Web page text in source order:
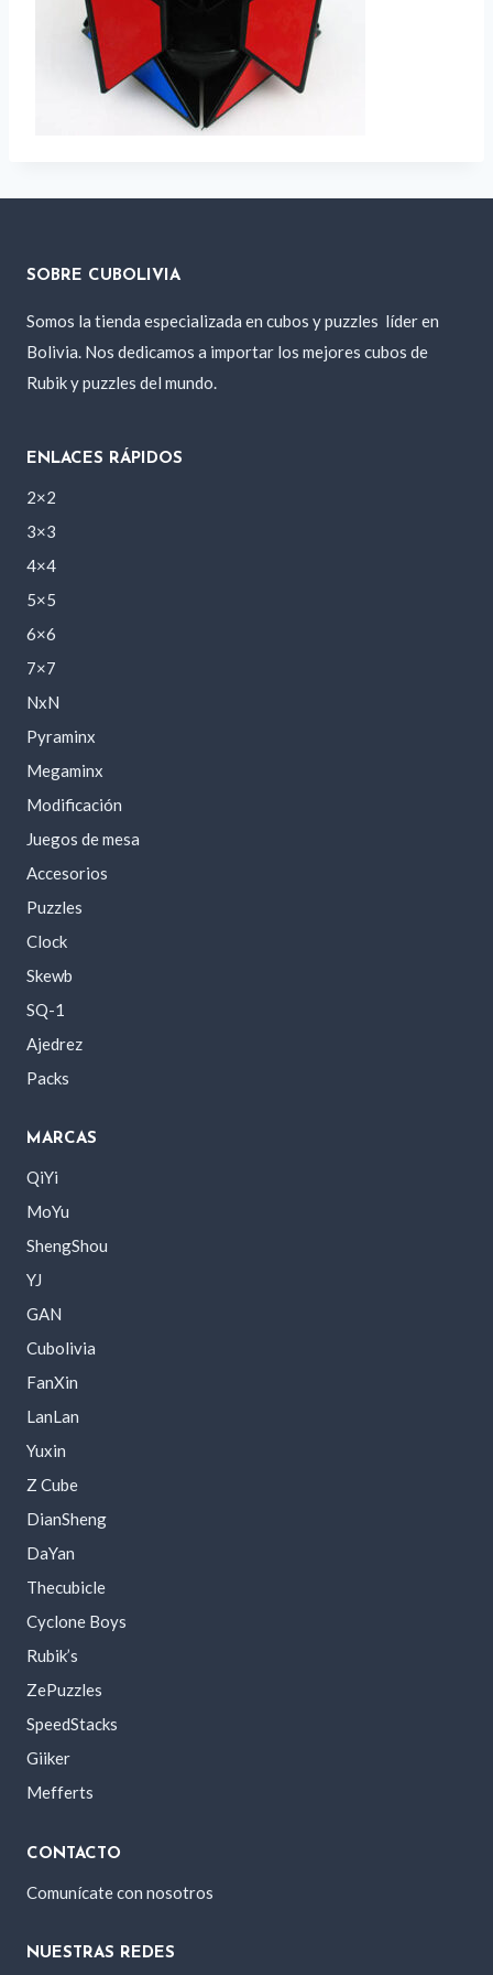
SOBRE CUBOLIVIA
Somos la tienda especializada en cubos y puzzles líder en
Bolivia. Nos dedicamos a importar los mejores cubos de
Rubik y puzzles del mundo.
ENLACES RÁPIDOS
2×2
3×3
4×4
5×5
6×6
7×7
NxN
Pyraminx
Megaminx
Modificación
Juegos de mesa
Accesorios
Puzzles
Clock
Skewb
SQ-1
Ajedrez
Packs
MARCAS
QiYi
MoYu
ShengShou
YJ
GAN
Cubolivia
FanXin
LanLan
Yuxin
Z Cube
DianSheng
DaYan
Thecubicle
Cyclone Boys
Rubik’s
ZePuzzles
SpeedStacks
Giiker
Mefferts
CONTACTO
Comunícate con nosotros
NUESTRAS REDES